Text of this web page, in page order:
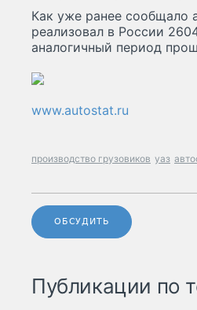
Как уже ранее сообщало
реализовал в России
аналогичный период
www.autostat.ru
производство грузовиков уаз
ОБСУДИТЬ
Публикации по